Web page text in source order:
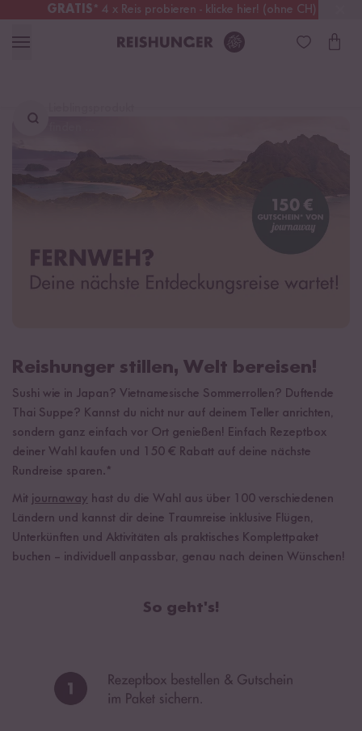
GRATIS* 4 x Reis probieren - klicke hier! (ohne CH)
Schweiz Alle Zölle & Steuern inklusive
Reishunger stillen, Welt bereisen!
Sushi wie in Japan? Vietnamesische Sommerrollen? Duftende
Thai Suppe? Kannst du nicht nur auf deinem Teller anrichten,
sondern ganz einfach vor Ort genießen! Einfach Rezeptbox
deiner Wahl kaufen und 150 € Rabatt auf deine nächste
Rundreise sparen.*
Mit journaway hast du die Wahl aus über 100 verschiedenen
Ländern und kannst dir deine Traumreise inklusive Flügen,
Unterkünften und Aktivitäten als praktisches Komplettpaket
buchen – individuell anpassbar, genau nach deinen Wünschen!
So geht's!